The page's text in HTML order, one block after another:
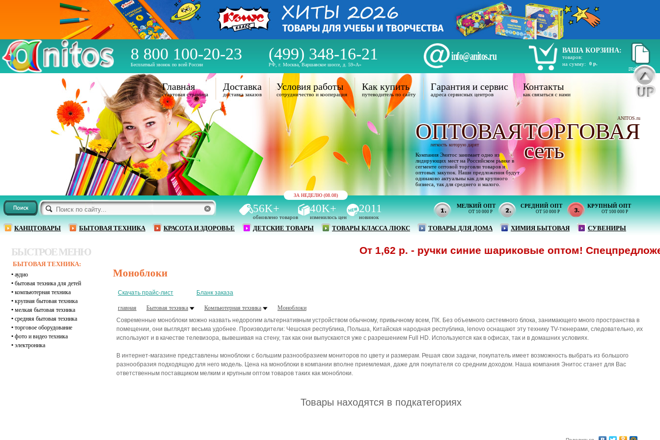
8 800 100-20-23
Бесплатный звонок по всей России
(499) 348-16-21
РФ, г. Москва, Варшавское шоссе, д. 59«А»
info@anitos.ru
ВАША КОРЗИНА:
товаров:
на сумму:
0 р.
прайс лист
ЗА НЕДЕЛЮ (08.08)
56K+
обновлено товаров
40K+
изменилось цен
2011
новинок
МЕЛКИЙ ОПТ
ОТ 10 000 Р
СРЕДНИЙ ОПТ
ОТ 50 000 Р
КРУПНЫЙ ОПТ
ОТ 100 000 Р
КАНЦТОВАРЫ БЫТОВАЯ ТЕХНИКА КРАСОТА И ЗДОРОВЬЕ ДЕТСКИЕ ТОВАРЫ ТОВАРЫ КЛАССА ЛЮКС ТОВАРЫ ДЛЯ ДОМА ХИМИЯ БЫТОВАЯ СУВЕНИРЫ
Главная
стартовая страница
Доставка
доставка заказов
Условия работы
сотрудничество и кооперация
Как купить
путеводитель по сайту
Гарантия и сервис
адреса сервисных центров
Контакты
как связаться с нами
ANITOS.ru
ОПТОВАЯТОРГОВАЯ
легкость которую дарят
Компания Энитос занимает одно из
лидирующих мест на Российском рынке в
сегменте оптовой торговли товаров и
оптовых закупок. Наши предложения будут
одинаково актуальны как для крупного
бизнеса, так для среднего и малого.
сеть
БЫСТРОЕ МЕНЮ
БЫТОВАЯ ТЕХНИКА:
• аудио
• бытовая техника для детей
• компьютерная техника
• крупная бытовая техника
• мелкая бытовая техника
• средняя бытовая техника
• торговое оборудование
• фото и видео техника
• электроника
От 1,62 р. - ручки синие шариковые оптом!
Моноблоки
Скачать прайс-лист Бланк заказа
главная Бытовая техника Компьютерная техника
Моноблоки
Современные моноблоки можно назвать недорогим альтернативным устройством обычному, привычному всем, ПК. Без объемного системного блока, занимающего много пространства в
помещении, они выглядят весьма удобнее. Производители: Чешская республика, Польша, Китайская народная республика, lenovo оснащают эту технику TV-тюнерами, следовательно, их
используют и в качестве телевизора, вывешивая на стену, так как они выпускаются уже с разрешением Full HD. Используются как в офисах, так и в домашних условиях.
В интернет-магазине представлены моноблоки с большим разнообразием мониторов по цвету и размерам. Решая свои задачи, покупатель имеет возможность выбрать из большого
разнообразия подходящую для него модель. Цена на моноблоки в компании вполне приемлемая, даже для покупателя со средним доходом. Наша компания Энитос станет для Вас
ответственным поставщиком мелким и крупным оптом товаров таких как моноблоки.
Товары находятся в подкатегориях